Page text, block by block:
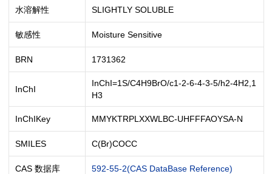
水溶解性 SLIGHTLY SOLUBLE
敏感性 Moisture Sensitive
BRN 1731362
InChI
InChI=1S/C4H9BrO/c1-2-6-4-3-5/h2-4H2,1
H3
InChIKey MMYKTRPLXXWLBC-UHFFFAOYSA-N
SMILES C(Br)COCC
CAS 数据库 592-55-2(CAS DataBase Reference)